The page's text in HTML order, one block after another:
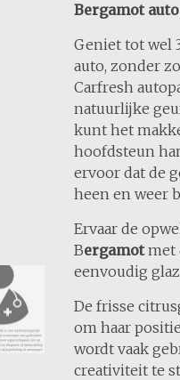
Bergamot
Geniet tot wel
auto, zonder
Carfresh
natuurlijke
kunt het
hoofdsteun
ervoor dat de
heen en weer
Ervaar de
Bergamotmet
eenvoudig
De frisse
om haar
wordt vaak
creativiteit te